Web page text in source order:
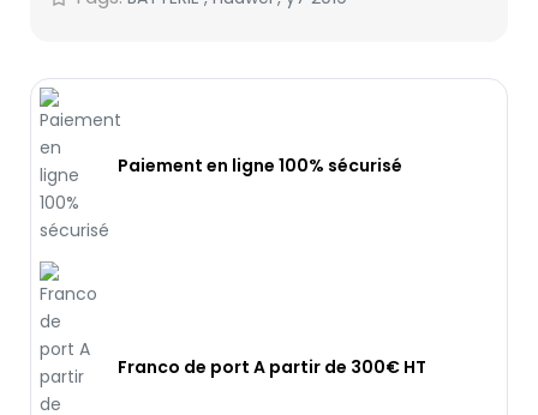
Paiement en ligne 100% sécurisé
Franco de port A partir de 300€ HT